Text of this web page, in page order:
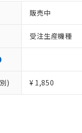
販売中
受注生産機種
) ¥ 1,850